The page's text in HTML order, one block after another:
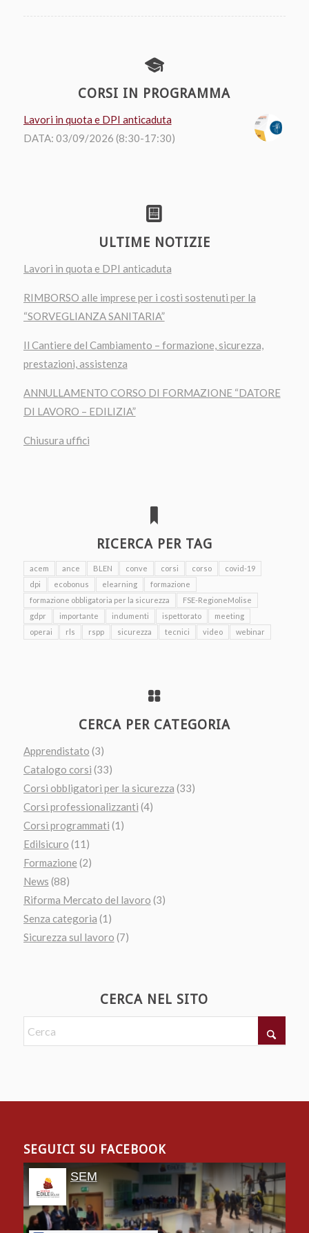
CORSI IN PROGRAMMA
Lavori in quota e DPI anticaduta
DATA: 03/09/2026 (8:30-17:30)
ULTIME NOTIZIE
Lavori in quota e DPI anticaduta
RIMBORSO alle imprese per i costi sostenuti per la
“SORVEGLIANZA SANITARIA”
Il Cantiere del Cambiamento – formazione, sicurezza,
prestazioni, assistenza
ANNULLAMENTO CORSO DI FORMAZIONE “DATORE
DI LAVORO – EDILIZIA”
Chiusura uffici
RICERCA PER TAG
acem ance BLEN conve corsi corso
covid-19
dpi
ecobonus elearning
formazione
formazione obbligatoria per la sicurezza
FSE-RegioneMolise
gdpr
importante indumenti ispettorato
meeting
operai
rls rspp sicurezza tecnici video webinar
CERCA PER CATEGORIA
Apprendistato (3)
Catalogo corsi (33)
Corsi obbligatori per la sicurezza (33)
Corsi professionalizzanti (4)
Corsi programmati (1)
Edilsicuro (11)
Formazione (2)
News (88)
Riforma Mercato del lavoro (3)
Senza categoria (1)
Sicurezza sul lavoro (7)
CERCA NEL SITO
SEGUICI SU FACEBOOK
SEM